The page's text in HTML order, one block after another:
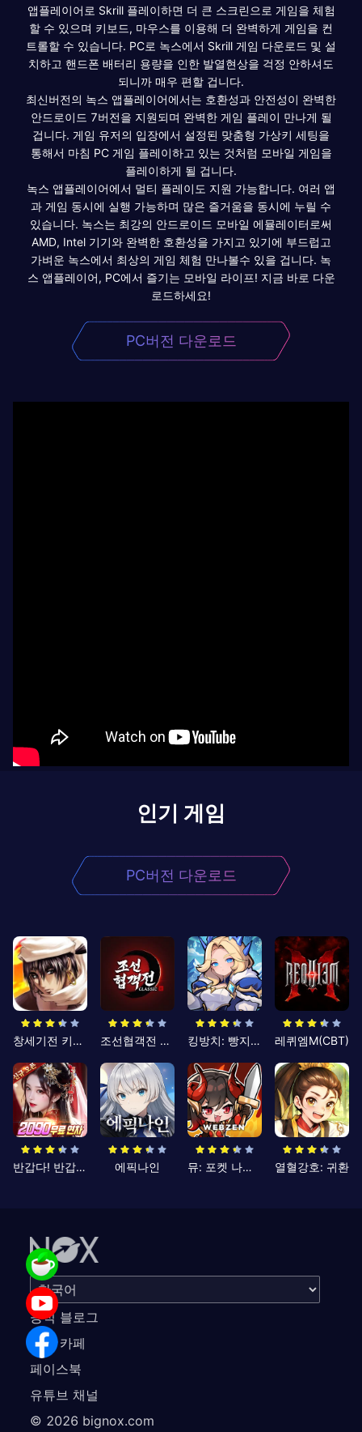
앱플레이어로 Skrill 플레이하면 더 큰 스크린으로 게임을 체험
할 수 있으며 키보드, 마우스를 이용해 더 완벽하게 게임을 컨
트롤할 수 있습니다. PC로 녹스에서 Skrill 게임 다운로드 및 설
치하고 핸드폰 배터리 용량을 인한 발열현상을 걱정 안하셔도
되니까 매우 편할 겁니다.
최신버전의 녹스 앱플레이어에서는 호환성과 안전성이 완벽한
안드로이드 7버전을 지원되며 완벽한 게임 플레이 만나게 될
겁니다. 게임 유저의 입장에서 설정된 맞춤형 가상키 세팅을
통해서 마침 PC 게임 플레이하고 있는 것처럼 모바일 게임을
플레이하게 될 겁니다.
녹스 앱플레이어에서 멀티 플레이도 지원 가능합니다. 여러 앱
과 게임 동시에 실행 가능하며 많은 즐거움을 동시에 누릴 수
있습니다. 녹스는 최강의 안드로이드 모바일 에뮬레이터로써
AMD, Intel 기기와 완벽한 호환성을 가지고 있기에 부드럽고
가벼운 녹스에서 최상의 게임 체험 만나볼수 있을 겁니다. 녹
스 앱플레이어, PC에서 즐기는 모바일 라이프! 지금 바로 다운
로드하세요!
PC버전 다운로드
인기 게임
PC버전 다운로드
창세기전 키우기 조선협객전 클래식 킹방치: 빵지의 제왕 레퀴엠M(CBT)
반갑다! 반갑삼국지 에픽나인 뮤: 포켓 나이츠 열혈강호: 귀환
공식 블로그
공식 카페
페이스북
유튜브 채널
© 2026 bignox.com